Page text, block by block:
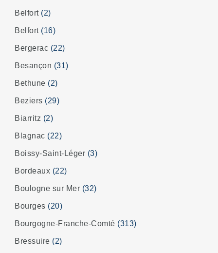
Belfort (2)
Belfort (16)
Bergerac (22)
Besançon (31)
Bethune (2)
Beziers (29)
Biarritz (2)
Blagnac (22)
Boissy-Saint-Léger (3)
Bordeaux (22)
Boulogne sur Mer (32)
Bourges (20)
Bourgogne-Franche-Comté (313)
Bressuire (2)